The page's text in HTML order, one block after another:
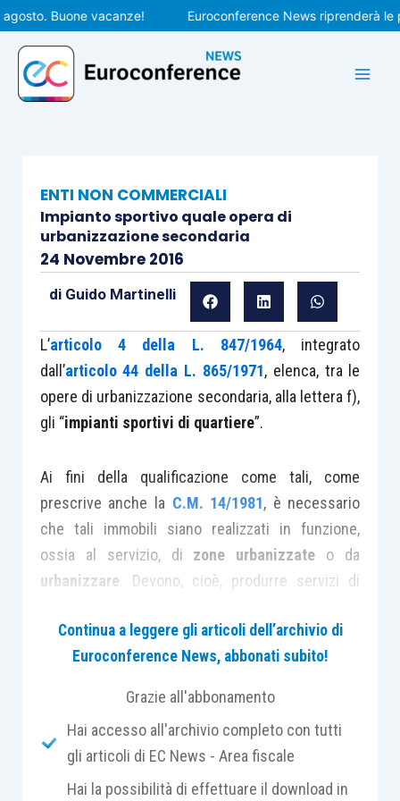
Vai
al
contenuto
Buone vacanze! Euroconference News riprenderà le
ENTI NON COMMERCIALI
Impianto sportivo quale opera di
urbanizzazione secondaria
24 Novembre 2016
di Guido Martinelli
L’articolo 4 della L. 847/1964, integrato
dall’articolo 44 della L. 865/1971, elenca, tra le
opere di urbanizzazione secondaria, alla lettera f),
gli “impianti sportivi di quartiere”.
Ai fini della qualificazione come tali, come
prescrive anche la C.M. 14/1981, è necessario
che tali immobili siano realizzati in funzione,
ossia al servizio, di zone urbanizzate o da
urbanizzare . Devono, cioè, produrre servizi di
della vita dei suoi abitanti.
La prassi amministrativa ha chiarito che la
quando l’impianto sportivo sia destinato agli
abitanti di una determinata zona urbana, ma
anche quando il medesimo siamesso a
Continua a leggere gli articoli dell’archivio di
Euroconference News, abbonati subito!
Grazie all'abbonamento
Hai accesso all'archivio completo con tutti
gli articoli di EC News - Area fiscale
Hai la possibilità di effettuare il download in